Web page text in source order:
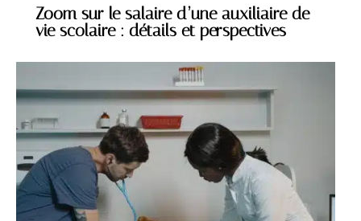
Zoom sur le salaire d’une auxiliaire de
vie scolaire : détails et perspectives